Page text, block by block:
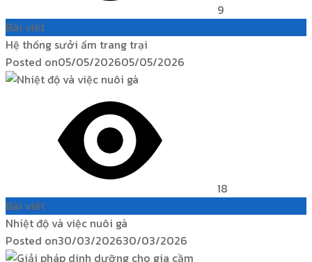
9
Bài viết
Hệ thống sưởi ấm trang trại
Posted on05/05/202605/05/2026
18
Bài viết
Nhiệt độ và việc nuôi gà
Posted on30/03/202630/03/2026